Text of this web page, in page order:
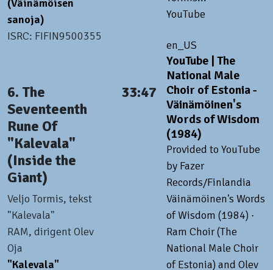
(Väinämöisen
sanoja)
ISRC: FIFIN9500355
6. The
Seventeenth
Rune Of
"Kalevala"
(Inside the
Giant)
Veljo Tormis, tekst
"Kalevala"
RAM, dirigent Olev
Oja
"Kalevala"
33:47
YouTube
en_US
YouTube | The
National Male
Choir of Estonia -
Väinämöinen's
Words of Wisdom
(1984)
Provided to YouTube
by Fazer
Records/Finlandia
Väinämöinen's Words
of Wisdom (1984) ·
Ram Choir (The
National Male Choir
of Estonia) and Olev